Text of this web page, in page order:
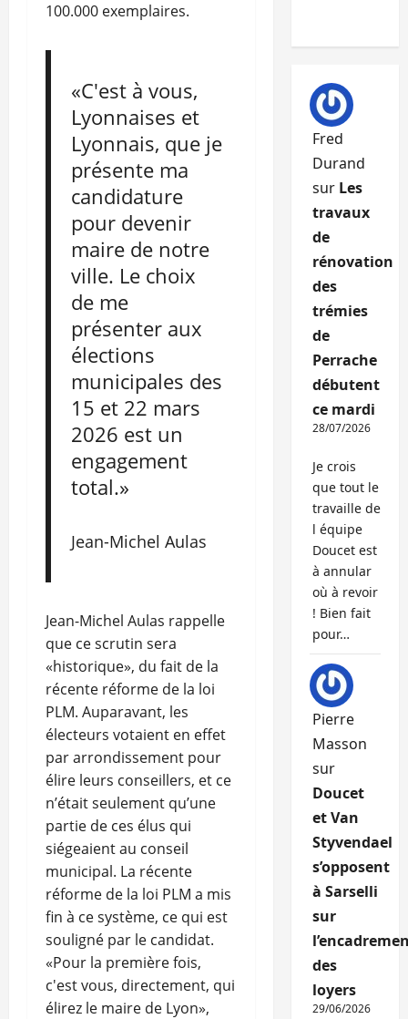
100.000 exemplaires.
«C'est à vous,
Lyonnaises et
Lyonnais, que je
présente ma
candidature
pour devenir
maire de notre
ville. Le choix
de me
présenter aux
élections
municipales des
15 et 22 mars
2026 est un
engagement
total.»
Jean-Michel Aulas
Jean-Michel Aulas rappelle
que ce scrutin sera
«historique», du fait de la
récente réforme de la loi
PLM. Auparavant, les
électeurs votaient en effet
par arrondissement pour
élire leurs conseillers, et ce
n’était seulement qu’une
partie de ces élus qui
siégeaient au conseil
municipal. La récente
réforme de la loi PLM a mis
fin à ce système, ce qui est
souligné par le candidat.
«Pour la première fois,
c'est vous, directement, qui
élirez le maire de Lyon»,
Fred
Durand
sur Les
travaux
de
rénovation
des
trémies
de
Perrache
débutent
ce mardi
28/07/2026
Je crois
que tout le
travaille de
l équipe
Doucet est
à annular
où à revoir
! Bien fait
pour…
Pierre
Masson
sur
Doucet
et Van
Styvendael
s’opposent
à Sarselli
sur
des
loyers
29/06/2026